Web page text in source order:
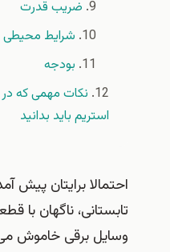
ضریب قدرت
شرایط محیطی
بودجه
نکات مهمی که در
استریم باید بدانید
احتمالا برایتان پیش
تابستانی، ناگهان با
وسایل برقی خاموش